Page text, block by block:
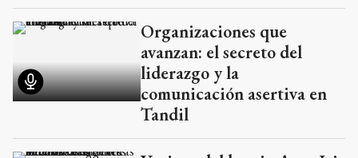
Organizaciones que
avanzan: el secreto del
liderazgo y la
comunicación asertiva en
Tandil